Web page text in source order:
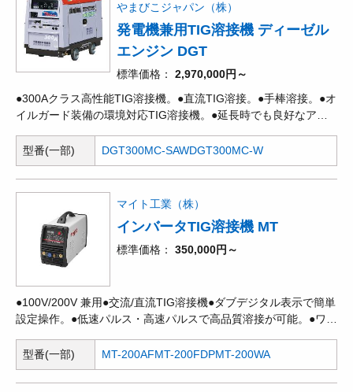
やまびこジャパン（株）
発電機兼用TIG溶接機 ディーゼル
エンジン DGT
標準価格
2,970,000円～
●300Aクラス高性能TIG溶接機。●直流TIG溶接。●手棒溶接。●オ
イルガード装備の環境対応TIG溶接機。●延長時でも良好なアー
ンバータ発電。●省エネ運転のエコ機能付。●耐久性重視設計。●
快適で便利な装備・機能。●簡単・楽々メンテナンス。●デジタ
ル・LED表示。
型番(一部) DGT300MC-SAWDGT300MC-W
マイト工業（株）
インバータTIG溶接機 MT
標準価格 350,000円～
●100V/200V 兼用●交流/直流TIG溶接機●ダブデジタル表示で簡単
設定操作。●低速パルス・高速パルスで高品質溶接が可能。●ワイ
200V兼用タイプです。●直流/交流共に100V/200V兼用。●交流出
力でアルミTIGも可能。●交流出力波形3パターン選択で高品質ア
ルミ溶接可能。
型番(一部) MT-200AFMT-200FDPMT-200WA